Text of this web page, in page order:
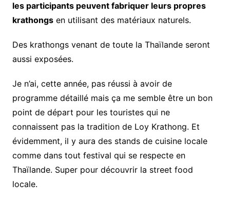
les participants peuvent fabriquer leurs propres
krathongsen utilisant des matériaux naturels.
Des krathongs venant de toute la Thaïlande seront
aussi exposées.
Je n’ai, cette année, pas réussi à avoir de
programme détaillé mais ça me semble être un bon
point de départ pour les touristes qui ne
connaissent pas la tradition de Loy Krathong. Et
évidemment, il y aura des stands de cuisine locale
comme dans tout festival qui se respecte en
Thaïlande. Super pour découvrir la street food
locale.